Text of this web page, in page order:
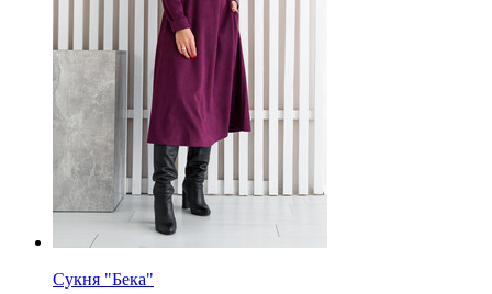
Сукня "Бека"